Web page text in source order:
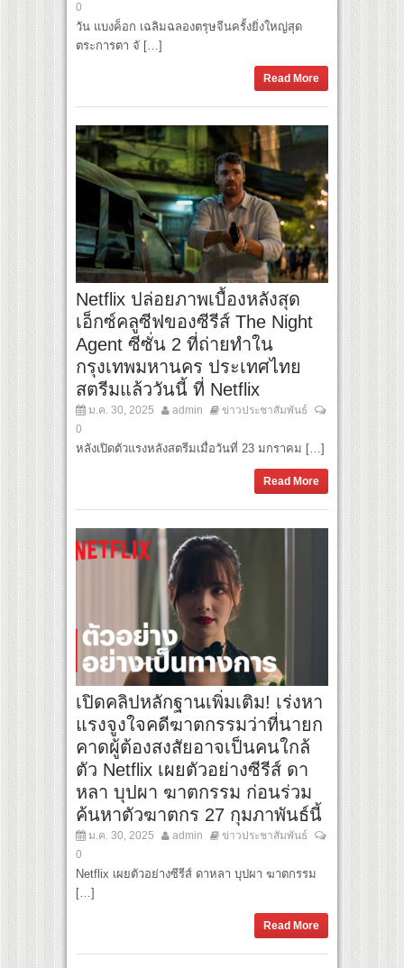
0
วัน แบงค็อก เฉลิมฉลองตรุษจีนครั้งยิ่งใหญ่สุด
ตระการตา จั […]
Read More
Netflix ปล่อยภาพเบื้องหลังสุด
เอ็กซ์คลูซีฟของซีรีส์ The Night
Agent ซีซั่น 2 ที่ถ่ายทำใน
กรุงเทพมหานคร ประเทศไทย
สตรีมแล้ววันนี้ ที่ Netflix
ม.ค. 30, 2025 admin
ข่าวประชาสัมพันธ์
0
หลังเปิดตัวแรงหลังสตรีมเมื่อวันที่ 23 มกราคม […]
Read More
เปิดคลิปหลักฐานเพิ่มเติม! เร่งหา
แรงจูงใจคดีฆาตกรรมว่าที่นายก
คาดผู้ต้องสงสัยอาจเป็นคนใกล้
ตัว Netflix เผยตัวอย่างซีรีส์ ดา
หลา บุปผา ฆาตกรรม ก่อนร่วม
ค้นหาตัวฆาตกร 27 กุมภาพันธ์นี้
ม.ค. 30, 2025 admin
ข่าวประชาสัมพันธ์
0
Netflix เผยตัวอย่างซีรีส์ ดาหลา บุปผา ฆาตกรรม
[…]
Read More